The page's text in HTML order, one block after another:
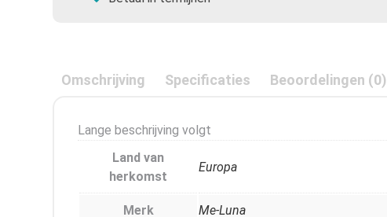
Omschrijving Specificaties Beoordelingen (0)
Lange beschrijving volgt
Land van
herkomst
Europa
Merk Me-Luna